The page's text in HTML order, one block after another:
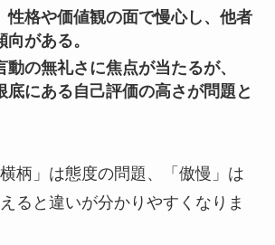
性格や価値観の面で慢心し、他者
がある。
動の無礼さに焦点が当たるが、
底にある自己評価の高さが問題と
柄」は態度の問題、「傲慢」は
ると違いが分かりやすくなりま